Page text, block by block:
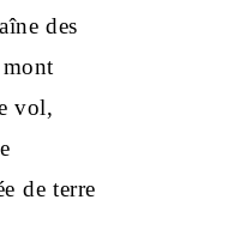
des
vol,
de terre